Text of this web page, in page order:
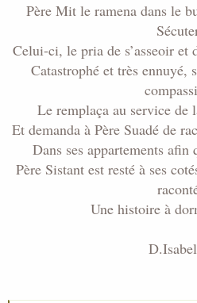
Père Mit le ramena dans le
Celui-ci, le pria de s’asseoir et
Catastrophé et très ennuyé,
Le remplaça au service de
Et demanda à Père Suadé de
Dans ses appartements afin
Père Sistant est resté à ses
Une histoire à